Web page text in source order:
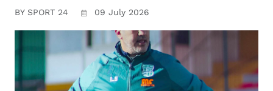
BY SPORT 24 09 July 2026